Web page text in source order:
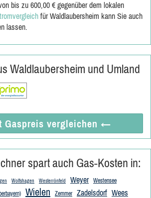
bis zu 600,00 € gegenüber dem lokalen
für Waldlaubersheim kann Sie auch
lassen.
Waldlaubersheim und Umland
Gaspreis vergleichen ←
spart auch Gas-Kosten in:
Wolfshagen Westerrönfeld Weyer
Westensee
Wielen Zemmer Zadelsdorf Wees